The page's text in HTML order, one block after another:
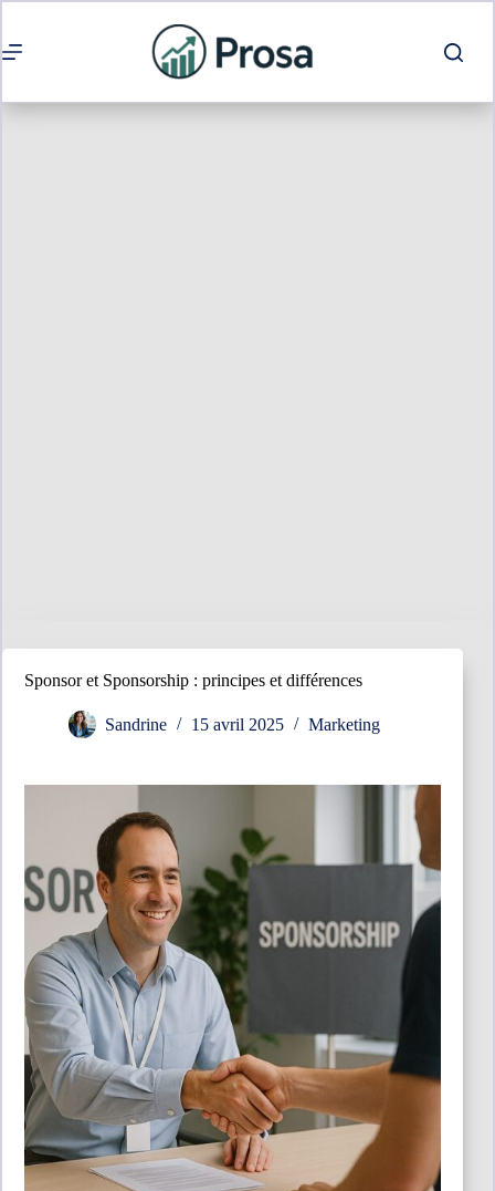
contenu
Sponsor et Sponsorship : principes et différences
Sandrine 15 avril 2025 Marketing